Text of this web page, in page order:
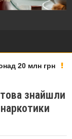
20 млн грн
знайшли